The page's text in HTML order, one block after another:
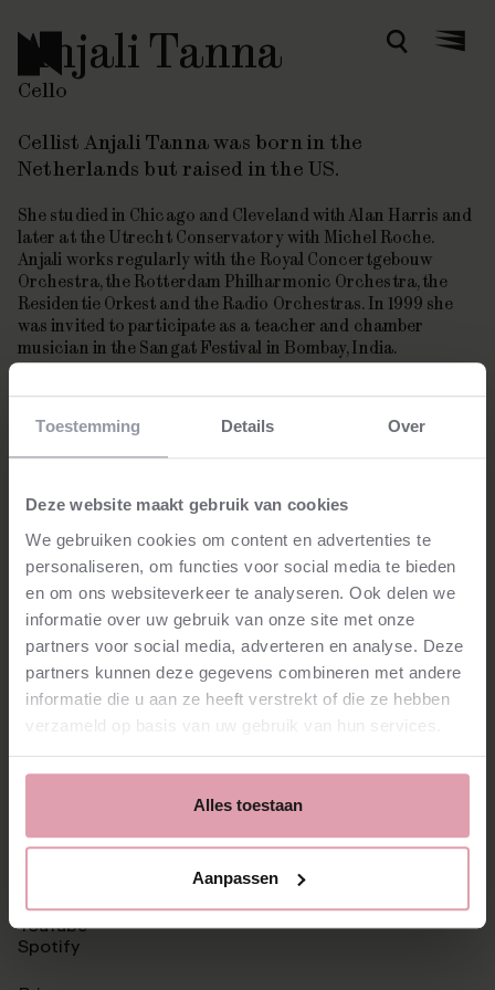
Toestemming Details Over
Deze website maakt gebruik van cookies
We gebruiken cookies om content en advertenties te
personaliseren, om functies voor social media te bieden
en om ons websiteverkeer te analyseren. Ook delen we
informatie over uw gebruik van onze site met onze
partners voor social media, adverteren en analyse. Deze
partners kunnen deze gegevens combineren met andere
informatie die u aan ze heeft verstrekt of die ze hebben
verzameld op basis van uw gebruik van hun services.
Alles toestaan
Aanpassen
ZoekenMenu
Anjali Tanna
Cello
Cellist Anjali Tanna was born in the
Netherlands but raised in the US.
She studied in Chicago and Cleveland with Alan Harris and
later at the Utrecht Conservatory with Michel Roche.
Anjali works regularly with the Royal Concertgebouw
Orchestra, the Rotterdam Philharmonic Orchestra, the
Residentie Orkest and the Radio Orchestras. In 1999 she
was invited to participate as a teacher and chamber
musician in the Sangat Festival in Bombay, India.
Stay tuned!
Subscribe for our latest news
subscribe⮫
Vacancies
Contact
Instagram
YouTube
Spotify